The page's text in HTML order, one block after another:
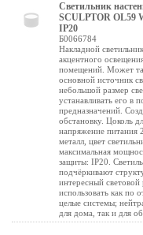
Светильник
SCULPTOR OL59
IP20
Б0066784
Накладной
акцентного
помещений. Может
основной источник
небольшой размер
устанавливать его в
предназначений.
обстановку. Цоколь
напряжение питания
металл, цвет
максимальная
защиты: IP20.
подчёркивают
интересный
использовать как по
целые системы;
для дома, так и для